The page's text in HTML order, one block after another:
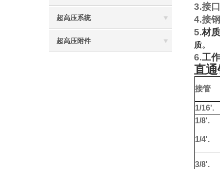
超高压系统
超高压附件
3.接
4.接
5.材
质。
6.工
直
接管
1/16'.
1/8'.
1/4'.
3/8'.